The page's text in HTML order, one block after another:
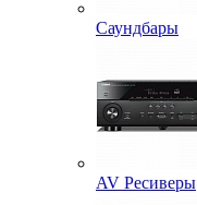
Саундбары
AV Ресиверы